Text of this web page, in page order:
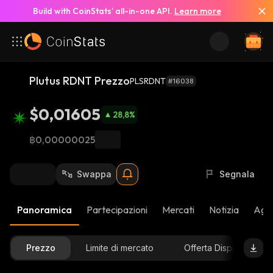
Build with CoinStats’ all-in-one API. Learn more
Plutus RDNT PrezzoPLSRDNT #16038
$0,01605 28,8%
฿0,00000025
Swappa Segnala
Panoramica Partecipazioni Mercati Notizia
Prezzo Limite di mercato Offerta Disponibile